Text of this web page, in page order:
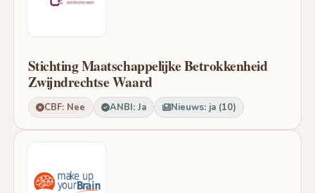
Stichting Maatschappelijke Betrokkenheid
Zwijndrechtse Waard
CBF: Nee ANBI: Ja Nieuws: ja (10)